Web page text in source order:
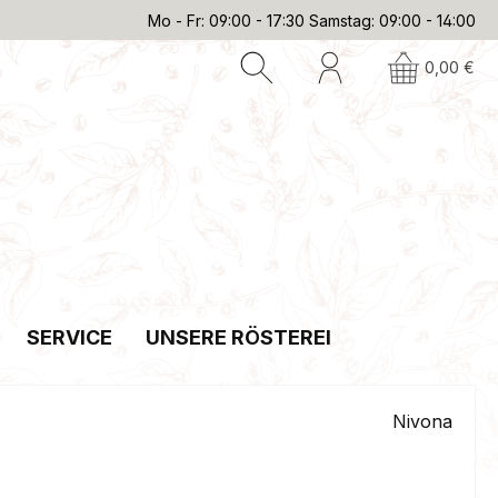
Mo - Fr: 09:00 - 17:30 Samstag: 09:00 - 14:00
0,00 €
SERVICE UNSERE RÖSTEREI
Nivona